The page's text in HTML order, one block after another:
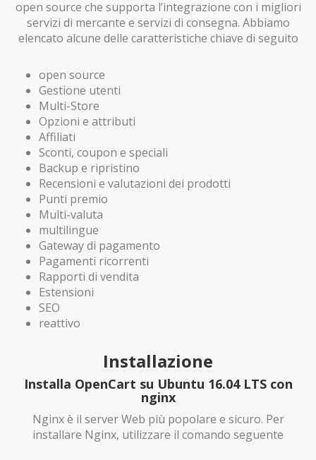
open source che supporta l’integrazione con i migliori
servizi di mercante e servizi di consegna. Abbiamo
elencato alcune delle caratteristiche chiave di seguito
open source
Gestione utenti
Multi-Store
Opzioni e attributi
Affiliati
Sconti, coupon e speciali
Backup e ripristino
Recensioni e valutazioni dei prodotti
Punti premio
Multi-valuta
multilingue
Gateway di pagamento
Pagamenti ricorrenti
Rapporti di vendita
Estensioni
SEO
reattivo
Installazione
Installa OpenCart su Ubuntu 16.04 LTS con
nginx
Nginx è il server Web più popolare e sicuro. Per
installare Nginx, utilizzare il comando seguente